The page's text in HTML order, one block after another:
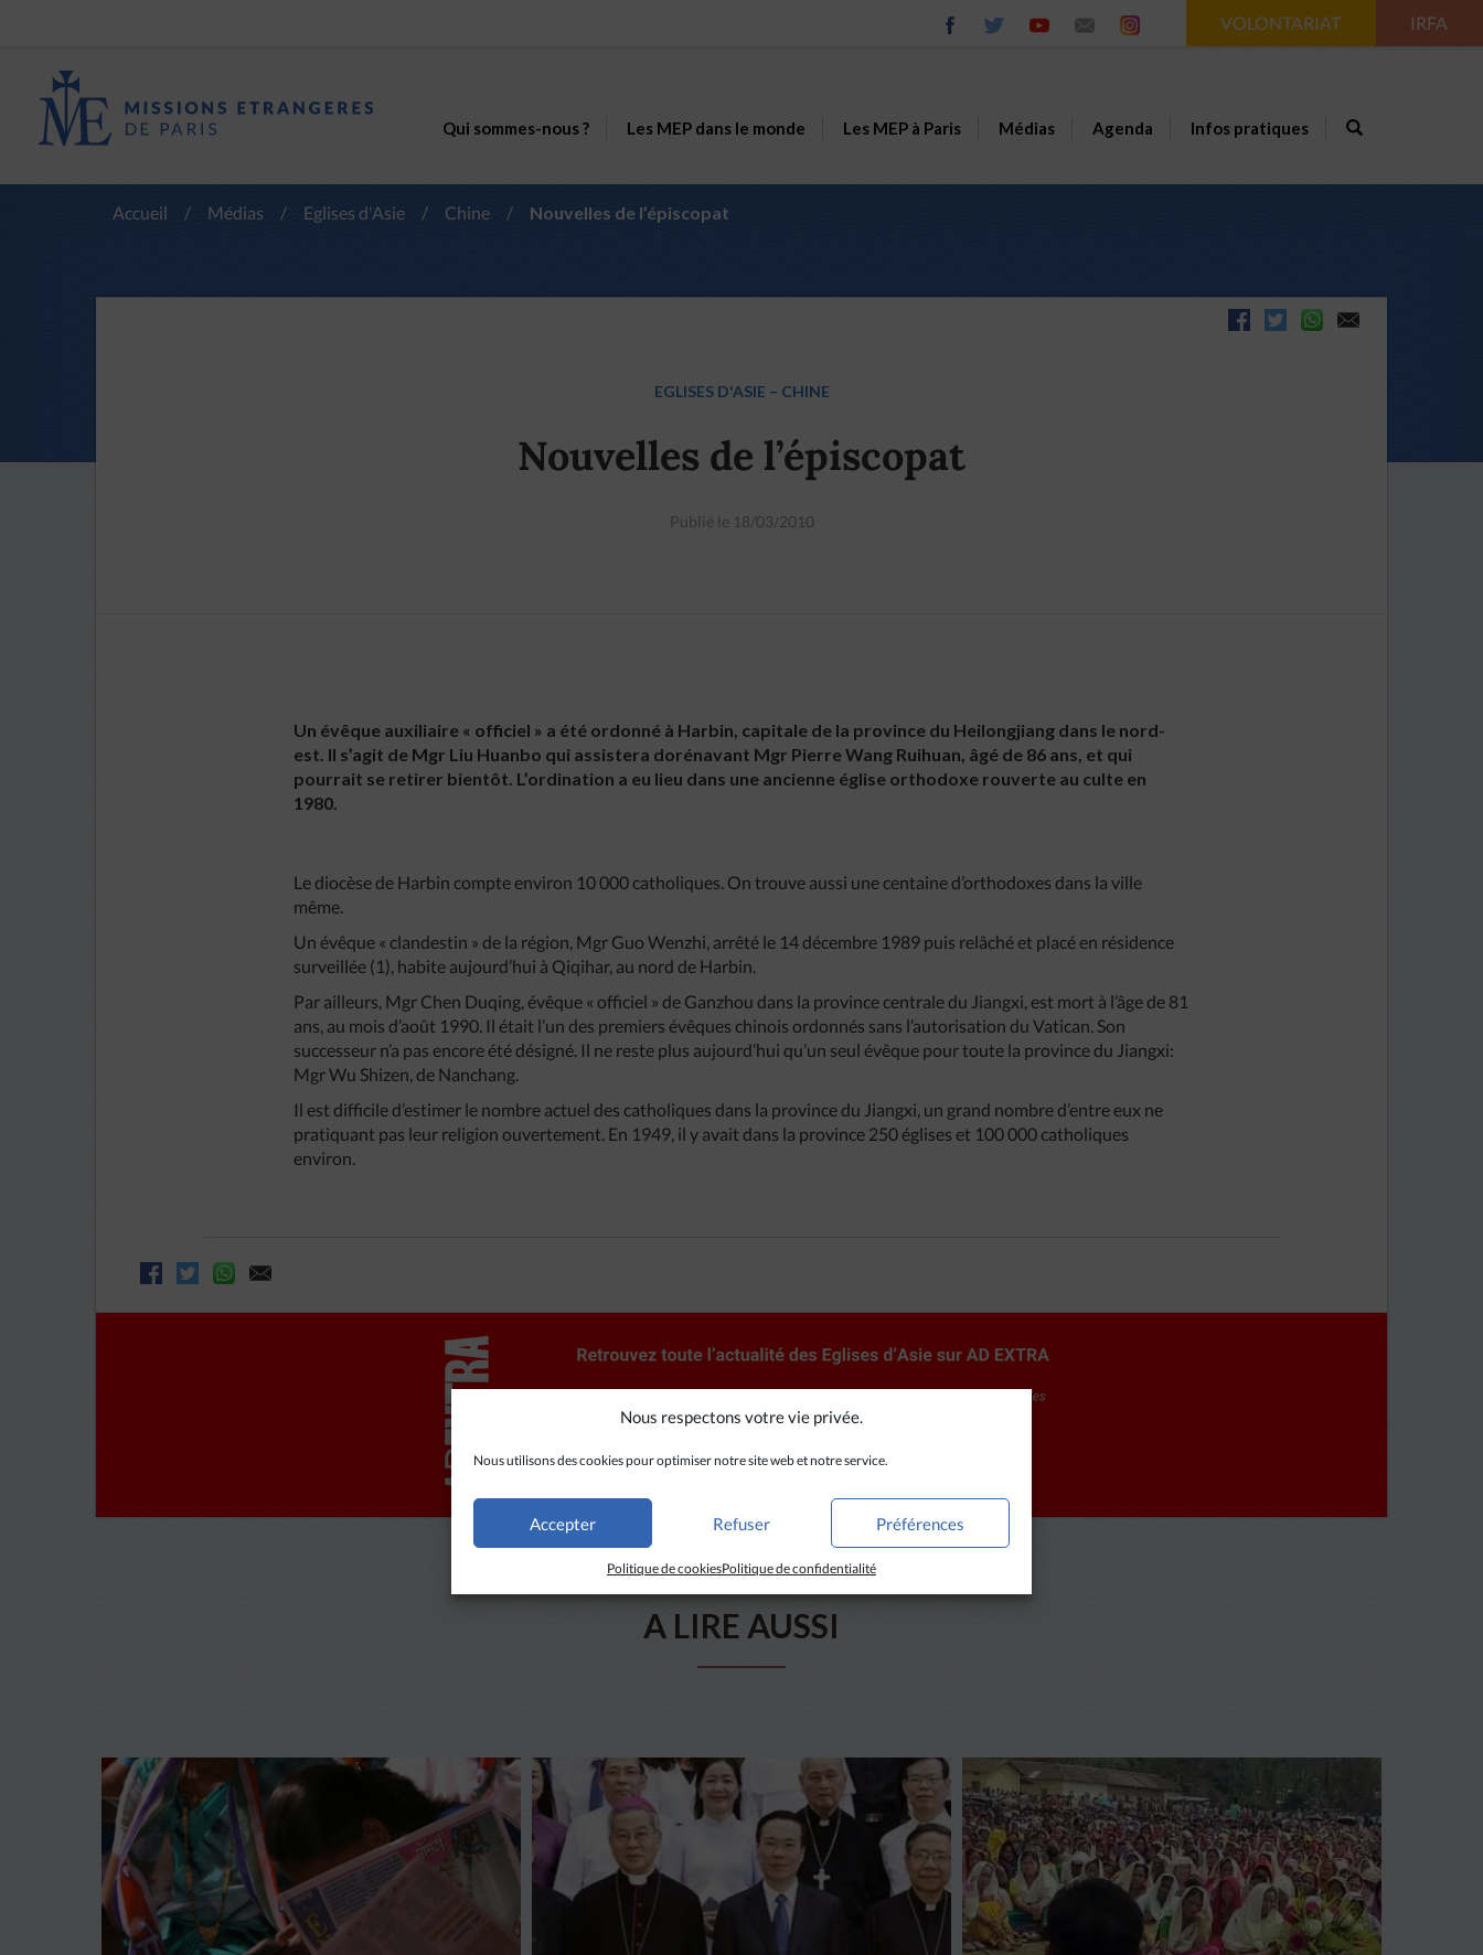
Nous respectons votre vie privée.
Nous utilisons des cookies pour optimiser notre site web et notre service.
Accepter Refuser Préférences
Politique de cookiesPolitique de confidentialité
VOLONTARIAT IRFA
Qui sommes-nous ? Les MEP dans le monde Les MEP à Paris Médias Agenda Infos pratiques
Accueil / Médias / Eglises d'Asie / Chine / Nouvelles de l’épiscopat
EGLISES D'ASIE – CHINE
Nouvelles de l’épiscopat
Publié le 18/03/2010
Un évêque auxiliaire « officiel » a été ordonné à Harbin, capitale de la province du Heilongjiang dans le nord-
est. Il s’agit de Mgr Liu Huanbo qui assistera dorénavant Mgr Pierre Wang Ruihuan, âgé de 86 ans, et qui
pourrait se retirer bientôt. L’ordination a eu lieu dans une ancienne église orthodoxe rouverte au culte en
1980.
Le diocèse de Harbin compte environ 10 000 catholiques. On trouve aussi une centaine d’orthodoxes dans la ville
même.
Un évêque « clandestin » de la région, Mgr Guo Wenzhi, arrêté le 14 décembre 1989 puis relâché et placé en résidence
surveillée (1), habite aujourd’hui à Qiqihar, au nord de Harbin.
Par ailleurs, Mgr Chen Duqing, évêque « officiel » de Ganzhou dans la province centrale du Jiangxi, est mort à l’âge de 81
ans, au mois d’août 1990. Il était l’un des premiers évêques chinois ordonnés sans l’autorisation du Vatican. Son
successeur n’a pas encore été désigné. Il ne reste plus aujourd’hui qu’un seul évêque pour toute la province du Jiangxi:
Mgr Wu Shizen, de Nanchang.
Il est difficile d’estimer le nombre actuel des catholiques dans la province du Jiangxi, un grand nombre d’entre eux ne
pratiquant pas leur religion ouvertement. En 1949, il y avait dans la province 250 églises et 100 000 catholiques
environ.
A LIRE AUSSI